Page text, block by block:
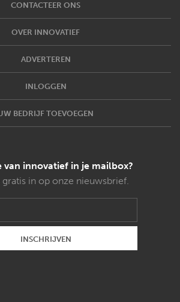
CONTACTEER ONS
OVER INNOVATIEF
ADVERTEREN
INLOGGEN
BEDRIJF TOEVOEGEN
van innovatief in je mailbox?
gratis in op onze nieuwsbrief.